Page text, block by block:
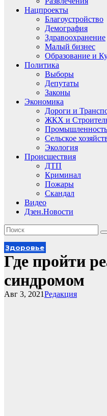
Нацпроекты
Благоустройство
Демография
Здравоохранение
Малый бизнес
Образование и
Политика
Выборы
Депутаты
Законы
Экономика
Дороги и
ЖКХ и
Промышленность
Сельское
Экология
Происшествия
ДТП
Криминал
Пожары
Скандал
Видео
Дзен.Новости
Здоровье
Где пройти
синдромом
Редакция
Авг 3, 2021